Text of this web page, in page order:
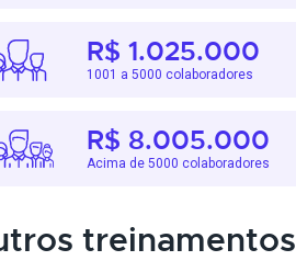
R$ 1.025.000
1001 a 5000 colaboradores
R$ 8.005.000
Acima de 5000 colaboradores
treinamentos